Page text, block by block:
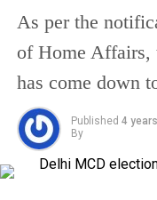
महिलाएं
प्रदेश या
राजधानी
बेबसी और
कल फिर
Sk
— AAP
Bobby Kinnar, a
has been nominated
elections from
As per the
of Home Affairs,
has come down
Published 4
By